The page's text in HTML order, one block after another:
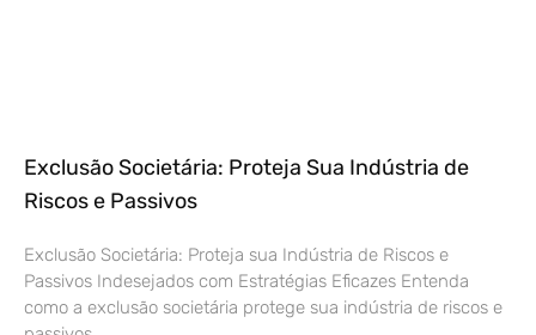
Exclusão Societária: Proteja Sua Indústria de
Riscos e Passivos
Exclusão Societária: Proteja sua Indústria de Riscos e
Passivos Indesejados com Estratégias Eficazes Entenda
como a exclusão societária protege sua indústria de riscos e